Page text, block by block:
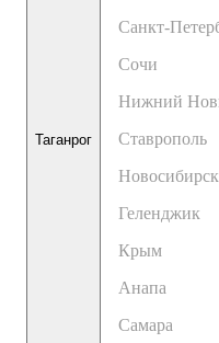
Таганрог
Санкт-
Сочи
Нижний
Ставрополь
Новосибирск
Геленджик
Крым
Анапа
Самара